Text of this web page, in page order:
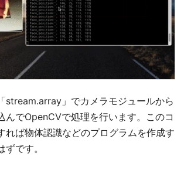
stream.array」でカメラモジュールから
んでOpenCVで処理を行います。このコ
れば物体認識などのプログラムを作成す
です。